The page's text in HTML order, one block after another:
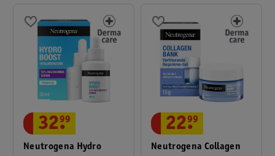
Neutrogena Hydro
32.
99
Neutrogena Collagen
22.
99